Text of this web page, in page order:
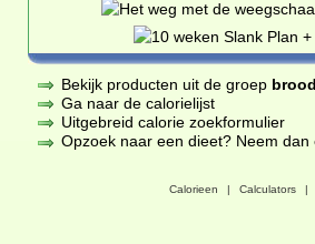
Bekijk producten uit de groep
Ga naar de calorielijst
Uitgebreid calorie zoekformulier
Opzoek naar een dieet? Neem
Calorieen | Calculators |